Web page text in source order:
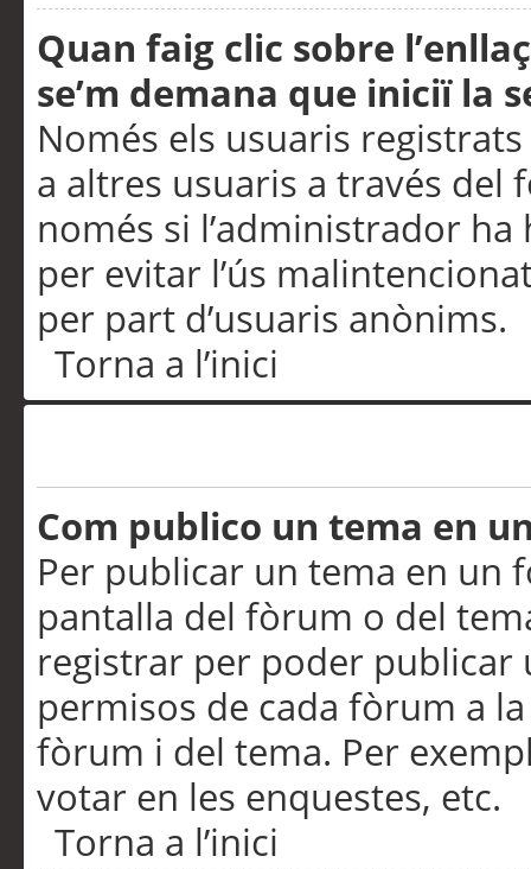
Quan faig clic sobre
se’m demana que iniciï la
Només els usuaris
a altres usuaris a través
només si l’administrador
per evitar l’ús
per part d’usuaris anònims.
Torna a l’inici
Com publico un tema en
Per publicar un tema en un
pantalla del fòrum o del
registrar per poder publicar
permisos de cada fòrum a
fòrum i del tema. Per
votar en les enquestes, etc.
Torna a l’inici